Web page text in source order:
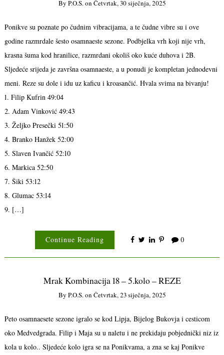
By P.o.s.on Četvrtak, 30 siječnja, 2025
Ponikve su poznate po čudnim vibracijama, a te čudne vibre su i ove
godine razmrdale šesto osamnaeste sezone. Podbjelka vrh koji nije vrh,
krasna šuma kod hranilice, razmrdani okoliš oko kuće duhova i 2B.
Sljedeće srijeda je završna osamnaeste, a u ponudi je kompletan jednodevni
meni. Reze su dole i idu uz kaficu i kroasančić. Hvala svima na bivanju!
1. Filip Kufrin 49:04
2. Adam Vinković 49:43
3. Željko Presečki 51:50
4. Branko Hanžek 52:00
5. Slaven Ivančić 52:10
6. Markica 52:50
7. Šiki 53:12
8. Glumac 53:14
9. […]
Continue Reading 0
Mrak Kombinacija 18 – 5.kolo – REZE
By P.o.s.on Četvrtak, 23 siječnja, 2025
Peto osamnaesete sezone igralo se kod Lipja, Bijelog Bukovja i cesticom
oko Medvedgrada. Filip i Maja su u naletu i ne prekidaju pobjednički niz iz
kola u kolo.. Sljedeće kolo igra se na Ponikvama, a zna se kaj Ponikve